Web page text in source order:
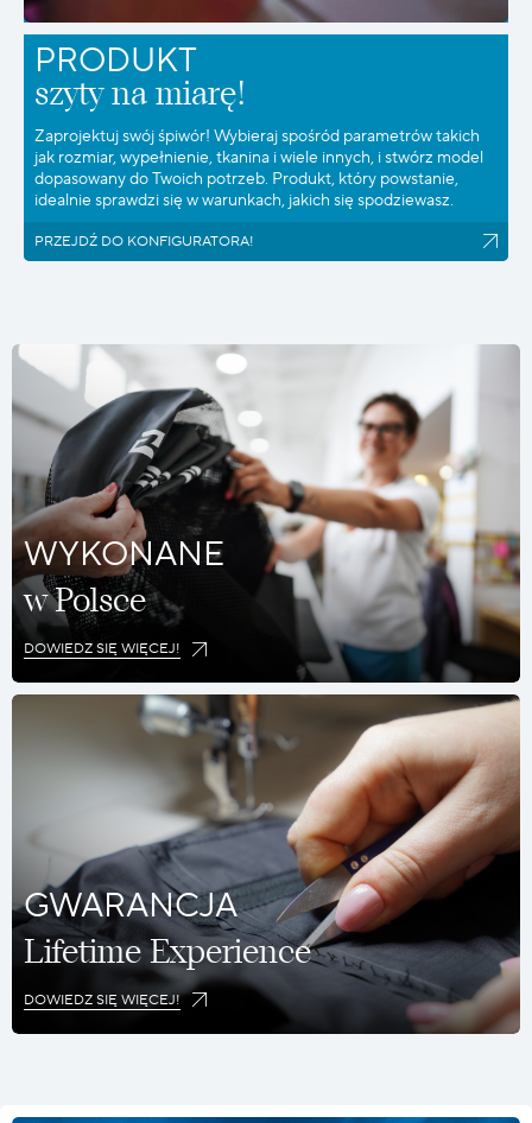
PRODUKT
szyty na miarę!
Zaprojektuj swój śpiwór! Wybieraj spośród parametrów takich
jak rozmiar, wypełnienie, tkanina i wiele innych, i stwórz model
dopasowany do Twoich potrzeb. Produkt, który powstanie,
idealnie sprawdzi się w warunkach, jakich się spodziewasz.
PRZEJDŹ DO KONFIGURATORA!
WYKONANE
w Polsce
DOWIEDZ SIĘ WIĘCEJ!
GWARANCJA
Lifetime Experience
DOWIEDZ SIĘ WIĘCEJ!